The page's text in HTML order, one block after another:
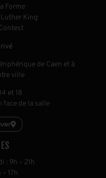
Forme
King
de Caen et à
ville
et 18
face de la salle
: 9h
21h
17h